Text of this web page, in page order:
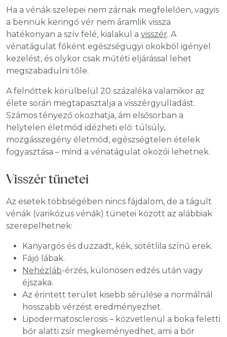
Ha a vénák szelepei nem zárnak megfelelően, vagyis
a bennük keringő vér nem áramlik vissza
hatékonyan a szív felé, kialakul a visszér. A
vénatágulat főként egészségügyi okokból igényel
kezelést, és olykor csak műtéti eljárással lehet
megszabadulni tőle.
A felnőttek körülbelül 20 százaléka valamikor az
élete során megtapasztalja a visszérgyulladást.
Számos tényező okozhatja, ám elsősorban a
helytelen életmód idézheti elő: túlsúly,
mozgásszegény életmód, egészségtelen ételek
fogyasztása – mind a vénatágulat okozói lehetnek.
Visszér tünetei
Az esetek többségében nincs fájdalom, de a tágult
vénák (varikózus vénák) tünetei között az alábbiak
szerepelhetnek:
Kanyargós és duzzadt, kék, sötétlila színű erek.
Fájó lábak.
Nehézláb-érzés, különösen edzés után vagy
éjszaka.
Az érintett terület kisebb sérülése a normálnál
hosszabb vérzést eredményezhet.
Lipodermatosclerosis – közvetlenül a boka feletti
bőr alatti zsír megkeményedhet, ami a bőr